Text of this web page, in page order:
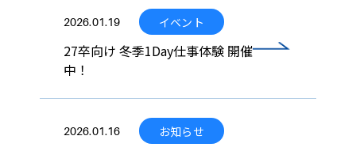
2026.01.19 イベント
27卒向け 冬季1Day仕事体験 開催
中！
2026.01.16 お知らせ